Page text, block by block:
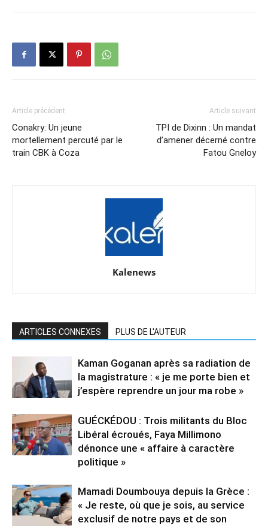
Article précédent
Conakry: Un jeune
mortellement percuté par le
train CBK à Coza
Article suivant
TPI de Dixinn : Un mandat
d’amener décerné contre
Fatou Gneloy
Kalenews
ARTICLES CONNEXES PLUS DE L'AUTEUR
Kaman Goganan après sa radiation de
la magistrature : « je me porte bien et
j’espère reprendre un jour ma robe »
GUÉCKÉDOU : Trois militants du Bloc
Libéral écroués, Faya Millimono
dénonce une « affaire à caractère
politique »
Mamadi Doumbouya depuis la Grèce :
« Je reste, où que je sois, au service
exclusif de notre pays et de son